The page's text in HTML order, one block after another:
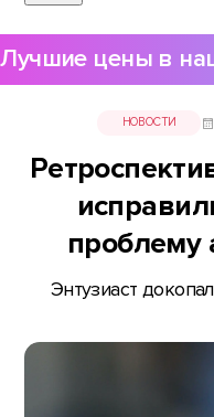
Лучшие цены в
НОВОСТИ
проблему
Энтузиаст